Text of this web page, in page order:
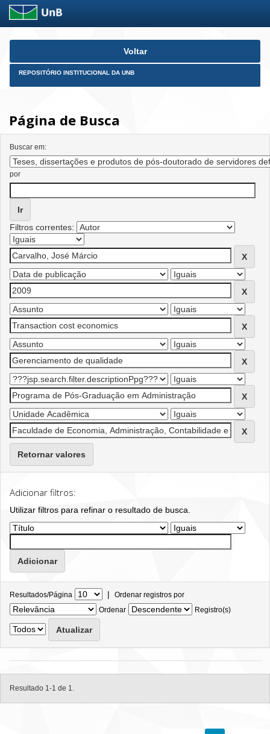
Skip
Voltar
REPOSITÓRIO INSTITUCIONAL DA UNB
Página de Busca
Buscar em:
por
Filtros correntes:
Retornar valores
Adicionar filtros:
Utilizar filtros para refinar o resultado de busca.
Resultados/Página | Ordenar registros por
Ordenar
Registro(s)
Resultado 1-1 de 1.